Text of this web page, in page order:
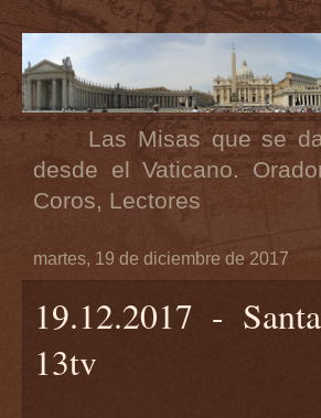
Las Misas que se
desde el Vaticano.
Coros, Lectores
martes, 19 de diciembre de 2017
19.12.2017 -
13tv